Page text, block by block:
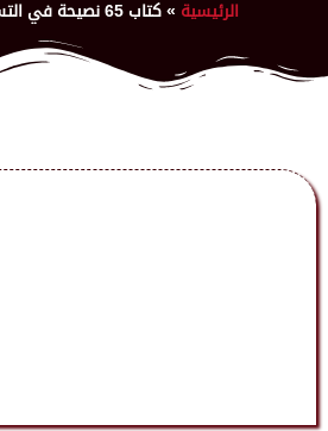
الرئيسية»كتاب 65 نصيحة في التسويق الالكتروني